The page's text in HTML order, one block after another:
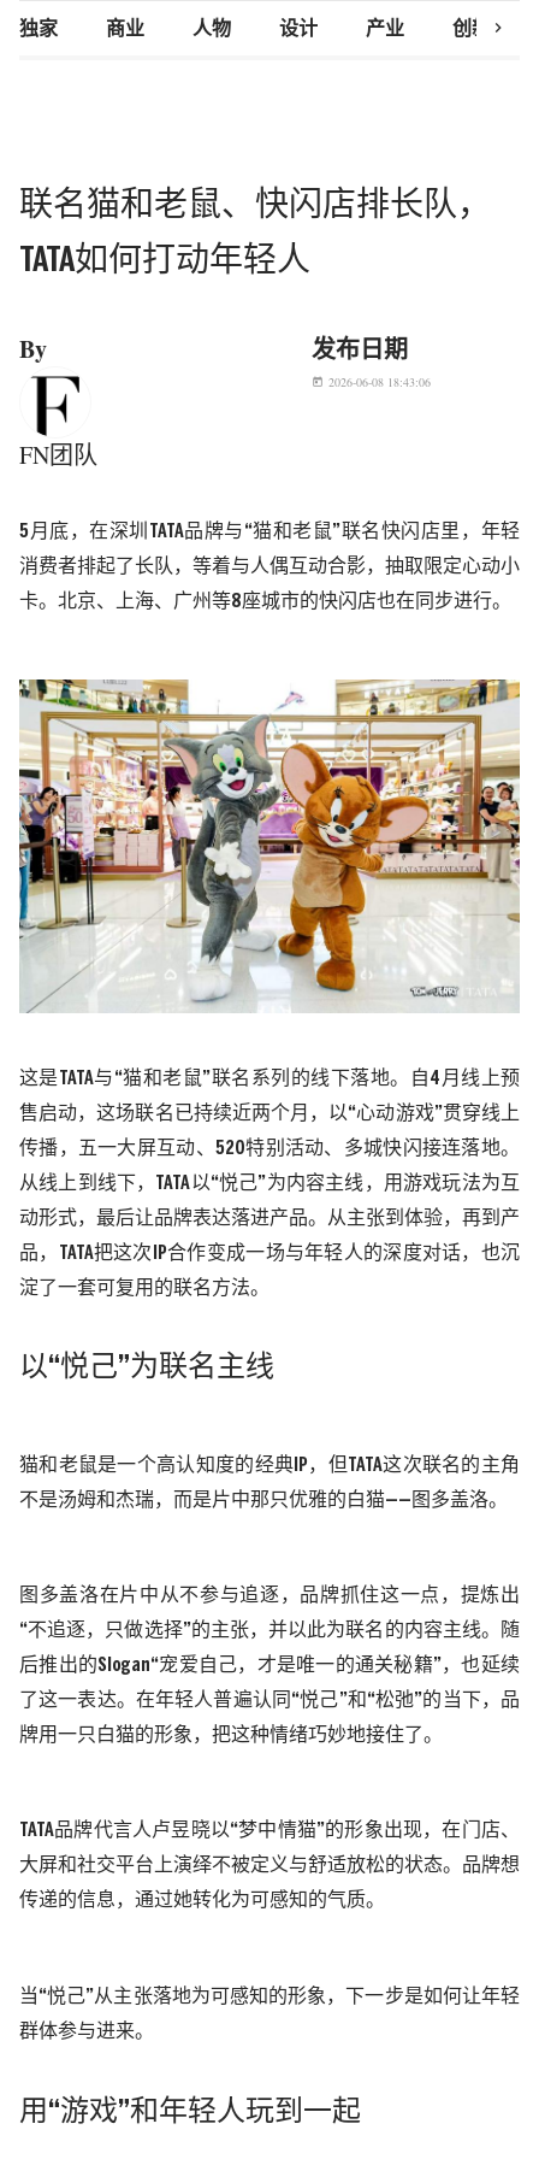
独家 商业 人物 设计 产业 创新研究
chevron_right
联名猫和老鼠、快闪店排长队，
TATA如何打动年轻人
By
FN团队
发布日期
today 2026-06-08 18:43:06
5月底，在深圳TATA品牌与 “猫和老鼠 ”联名快闪店里，年轻
消费者排起了长队，等着与人偶互动合影，抽取限定心动小
卡。北京、上海、 广州等8座城市的快闪店也在同步进行。
这是 TATA与 “猫和老鼠 ”联名系列的线下落地。自 4月线上预
售启动，这场联名已持续近两个月， 以 “心动游戏”贯穿线上
传播，五一大屏互动、520特别活动、多城快闪接连落地。
从线上到线下，TATA以 “悦己” 为内容主线 ， 用游戏玩法为 互
动形式，最后让品牌表达落进产品。从 主张到体验，再到产
品，
TATA把这次 IP合作变成一场与年轻人的深度对话，也沉
淀了一套可复用的联名方法。
以“悦己”为联名主线
猫和老鼠是一个高认知度的经典 IP，但TATA这次联名的主角
不是汤姆和杰瑞，而是片中那只优雅的白猫——图多盖洛。
图多盖洛在片中从不参与追逐，品牌抓住这一点，提炼出
“不追逐，只做选择”的主张，并以此为联名的 内容主线。随
后推出的Slogan“宠爱自己，才是唯一的通关秘籍”，也延续
了这一表达。在年轻人普遍认同 “悦己”和 “松弛” 的当下，品
牌用一只白猫的形象，把这种情绪巧妙地接住了。
TATA品牌代言人卢昱晓以“梦中情猫”的形象出现，在门店、
大屏和社交平台上演绎不被定义与舒适放松的状态。品牌想
传递的信息，通过她转化为可感知的气质。
当 “悦己”从 主张落地为可感知的形象，下一步是如何让年轻
群体参与进来。
用 “游戏”和年轻人玩到一起